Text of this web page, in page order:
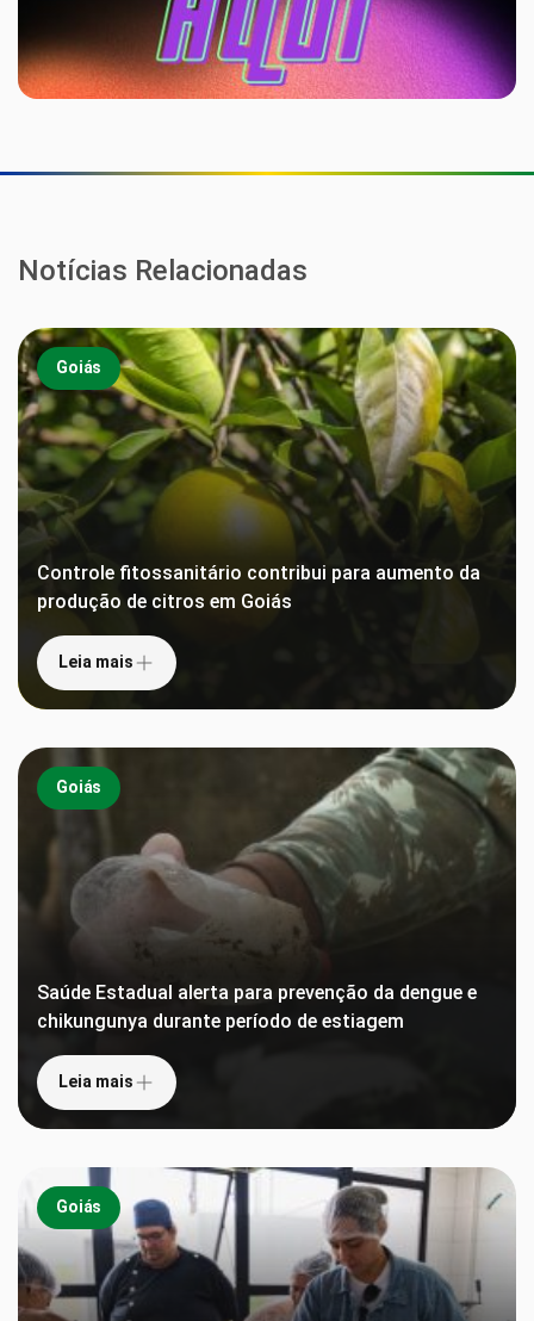
Notícias Relacionadas
Goiás
Controle fitossanitário contribui para aumento da
produção de citros em Goiás
Leia mais
Goiás
Saúde Estadual alerta para prevenção da dengue e
chikungunya durante período de estiagem
Leia mais
Goiás